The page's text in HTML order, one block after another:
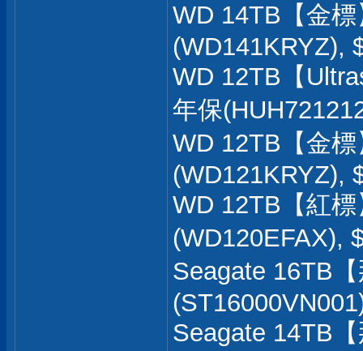
WD 14TB【金
(WD141KRYZ),
WD 12TB【
年保
WD 12TB【金
(WD121KRYZ),
WD 12TB【紅
(WD120EFAX),
Seagate 16TB
Seagate 14TB